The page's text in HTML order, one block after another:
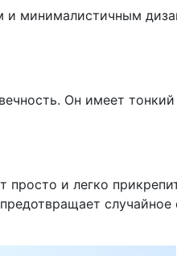
и минималистичным
Он имеет
просто и легко
случайное